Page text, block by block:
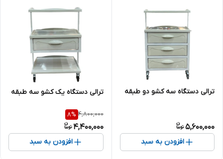
ترالی دستگاه سه کشو دو طبقه
5,600,000
افزودن به سبد
ترالی دستگاه یک کشو سه طبقه
4,800,000
8%
4,400,000
افزودن به سبد